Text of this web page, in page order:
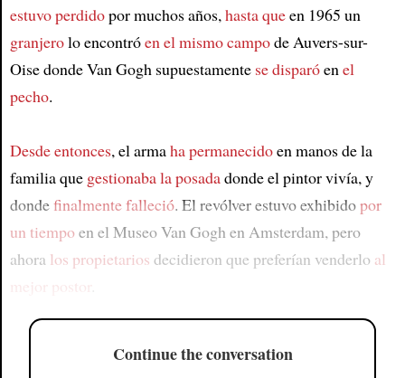
estuvo perdidopor muchos años, hasta queen 1965 un
granjerolo encontróen el mismo campode Auvers-sur-
Oise donde Van Gogh supuestamente se disparóen el
pecho.
Desde entonces, el armaha permanecidoen manos de la
familia que gestionaba la posadadonde el pintor vivía, y
dondefinalmente falleció. El revólver estuvo exhibidopor
un tiempoen el Museo Van Gogh en Amsterdam, pero
ahora los propietarios decidieron que preferían venderlo al
mejor postor
Continue the conversation